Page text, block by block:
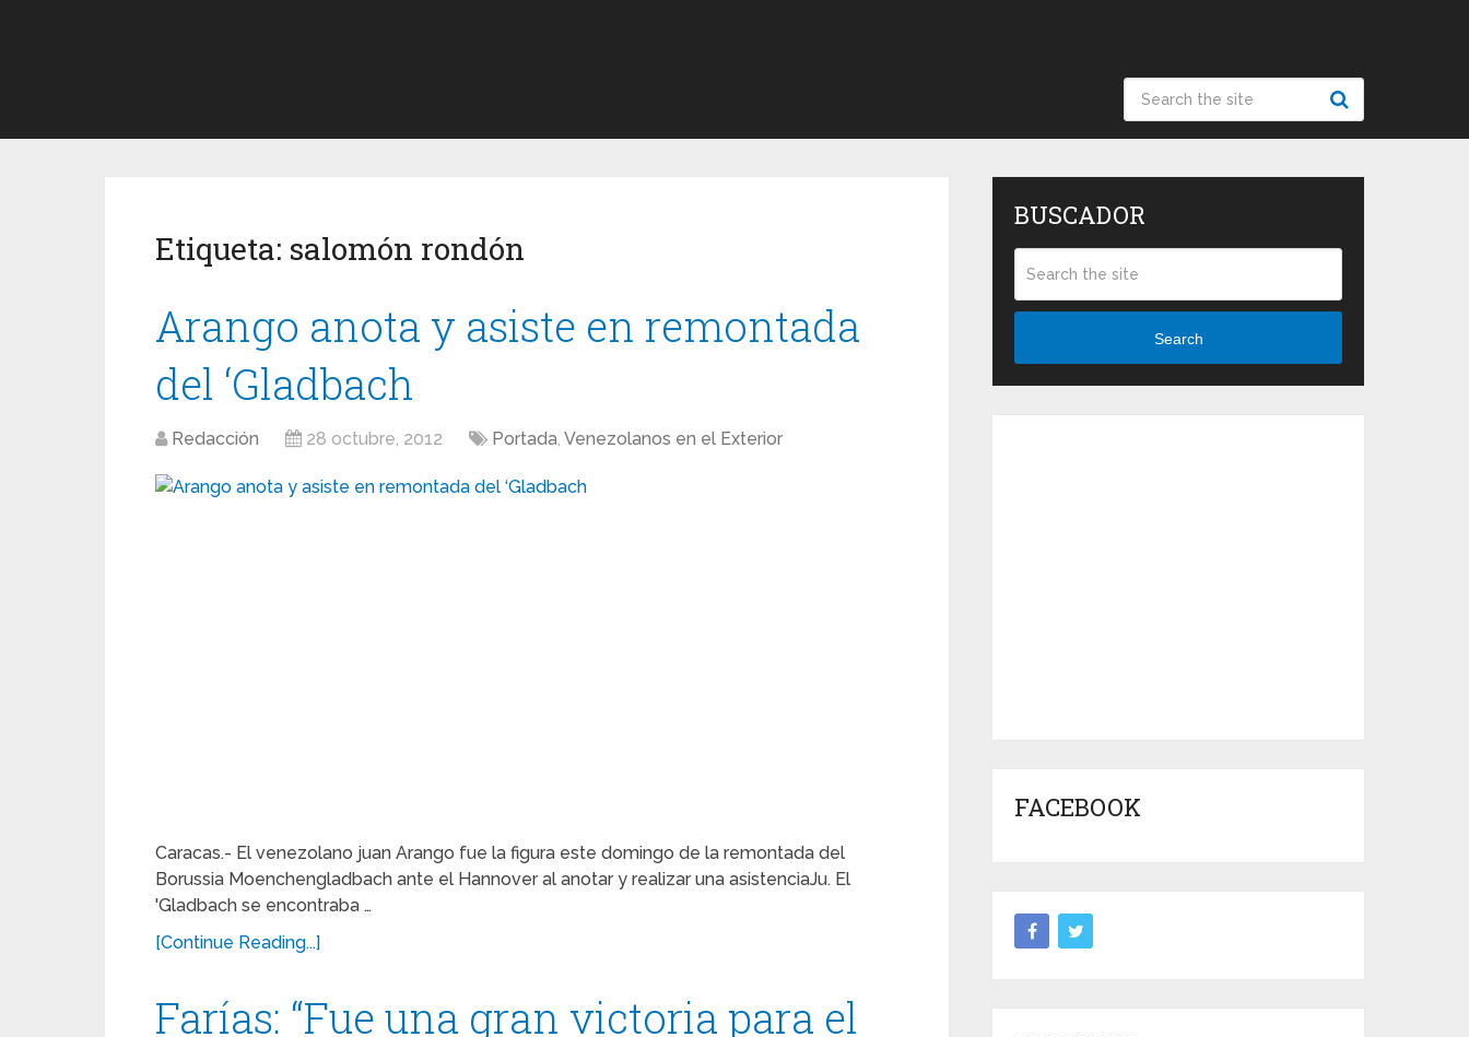
Etiqueta: salomón rondón
Arango anota y asiste en remontada
del ‘Gladbach
Redacción 28 octubre, 2012 Portada, Venezolanos en el Exterior
Caracas.- El venezolano juan Arango fue la figura este domingo de la remontada del
Borussia Moenchengladbach ante el Hannover al anotar y realizar una asistenciaJu. El
'Gladbach se encontraba …
[Continue Reading...]
Farías: “Fue una gran victoria para el
BUSCADOR
Search
FACEBOOK